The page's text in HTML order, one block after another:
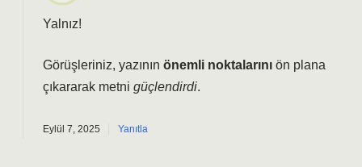
Yalnız!
Görüşleriniz, yazının önemli noktalarını ön plana
çıkararak metni güçlendirdi.
Eylül 7, 2025 Yanıtla